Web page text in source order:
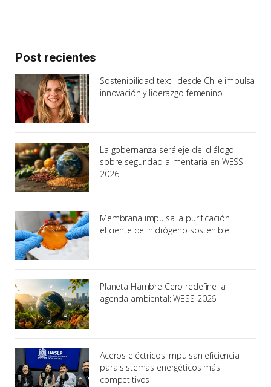
Post recientes
Sostenibilidad textil desde Chile impulsa
innovación y liderazgo femenino
La gobernanza será eje del diálogo
sobre seguridad alimentaria en WESS
2026
Membrana impulsa la purificación
eficiente del hidrógeno sostenible
Planeta Hambre Cero redefine la
agenda ambiental: WESS 2026
Aceros eléctricos impulsan eficiencia
para sistemas energéticos más
competitivos